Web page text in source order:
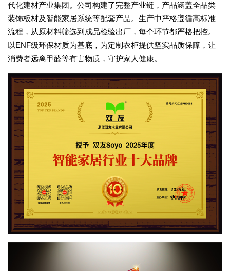
代化建材产业集团。公司构建了完整产业链，产品涵盖全品类
装饰板材及智能家居系统等配套产品。生产中严格遵循高标准
流程，从原材料筛选到成品检验出厂，每个环节都严格把控。
以ENF级环保材质为基底，为定制衣柜提供坚实品质保障，让
消费者远离甲醛等有害物质，守护家人健康。